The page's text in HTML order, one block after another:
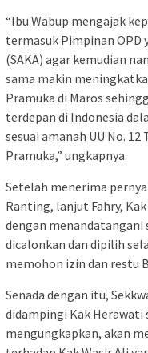
“Ibu Wabup mengajak
termasuk Pimpinan OPD
(SAKA) agar kemudian
sama makin
Pramuka di Maros
terdepan di Indonesia
sesuai amanah UU No.
Pramuka,” ungkapnya.
Setelah menerima
Ranting, lanjut Fahry,
dengan menandatangani
dicalonkan dan dipilih
memohon izin dan restu
Senada dengan itu,
didampingi Kak Herawati
mengungkapkan, akan